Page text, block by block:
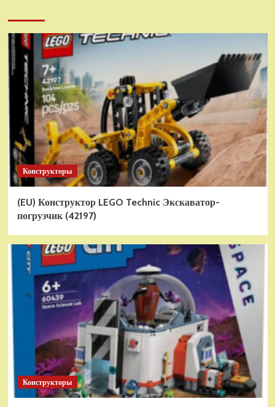
Конструкторы
(EU) Конструктор LEGO Technic Экскаватор-
погрузчик (42197)
Конструкторы